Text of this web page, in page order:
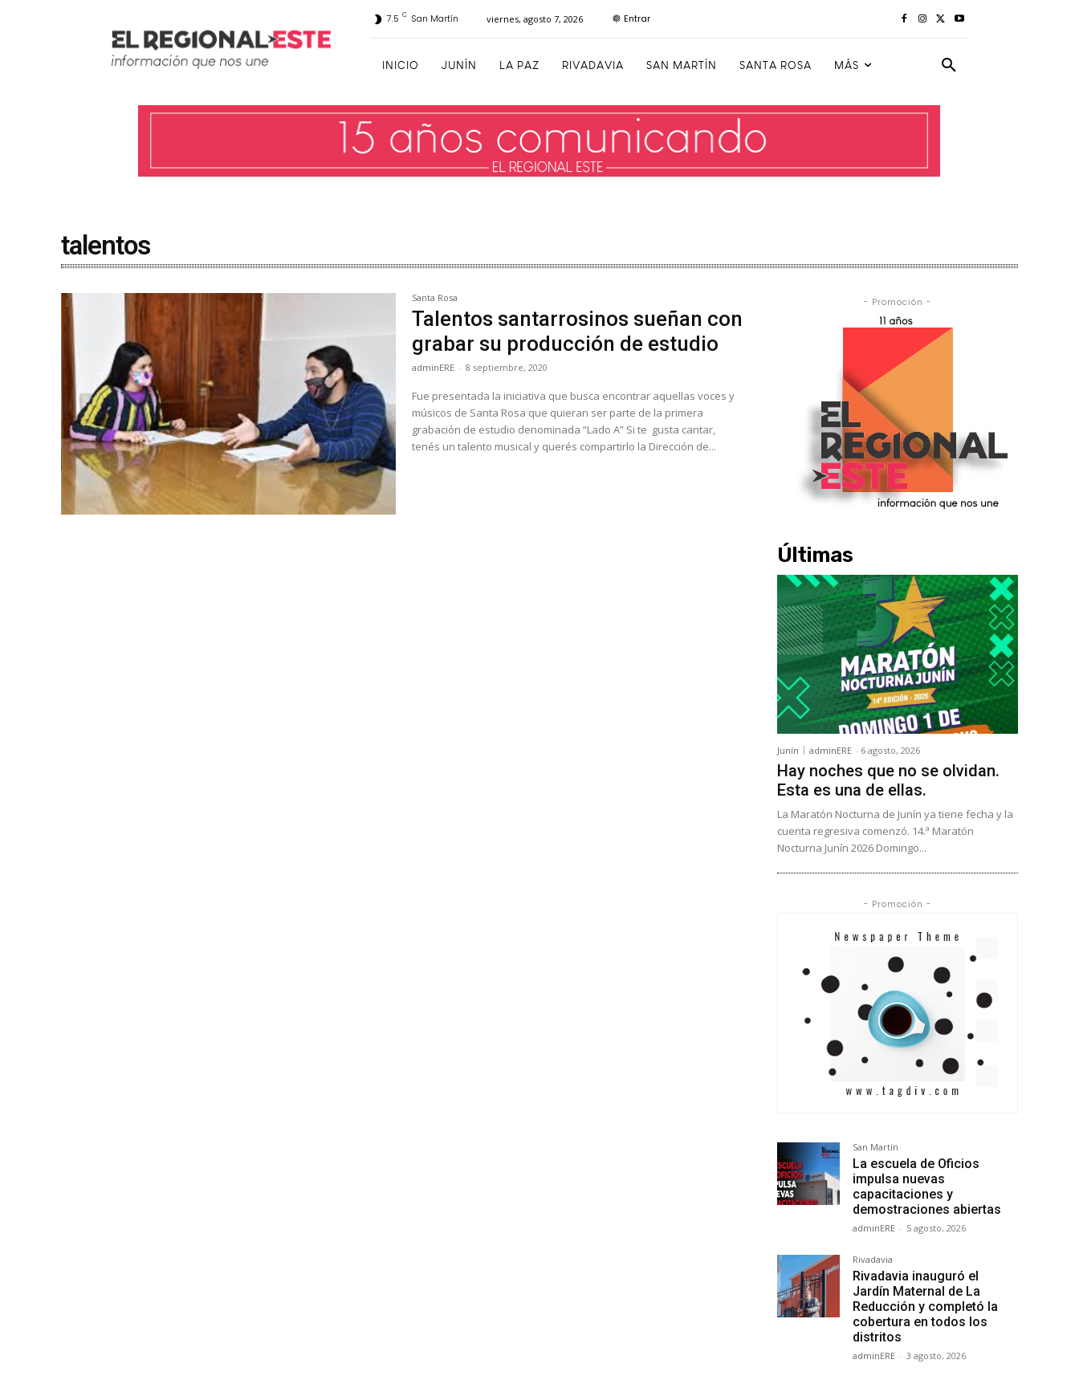
7.5 C San Martín viernes, agosto 7, 2026 Entrar
INICIO JUNÍN LA PAZ RIVADAVIA SAN MARTÍN SANTA ROSA MÁS
talentos
Santa Rosa
Talentos santarrosinos sueñan con
grabar su producción de estudio
adminERE - 8 septiembre, 2020
Fue presentada la iniciativa que busca encontrar aquellas voces y
músicos de Santa Rosa que quieran ser parte de la primera
grabación de estudio denominada “Lado A” Si te gusta cantar,
tenés un talento musical y querés compartirlo la Dirección de...
- Promoción -
Últimas
Junín adminERE - 6 agosto, 2026
Hay noches que no se olvidan.
Esta es una de ellas.
La Maratón Nocturna de Junín ya tiene fecha y la
cuenta regresiva comenzó. 14.ª Maratón
Nocturna Junín 2026 Domingo...
- Promoción -
San Martín
La escuela de Oficios
impulsa nuevas
capacitaciones y
demostraciones abiertas
adminERE - 5 agosto, 2026
Rivadavia
Rivadavia inauguró el
Jardín Maternal de La
Reducción y completó la
cobertura en todos los
distritos
adminERE - 3 agosto, 2026